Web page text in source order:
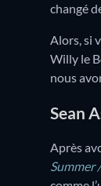
changé
Alors, si
Willy le
nous
Sean
Après
Summer